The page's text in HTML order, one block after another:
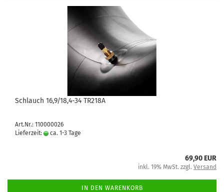
Schlauch 16,9/18,4-34 TR218A
Art.Nr.: 110000026
Lieferzeit:
ca. 1-3 Tage
69,90 EUR
inkl. 19% MwSt. zzgl. Versand
IN DEN WARENKORB